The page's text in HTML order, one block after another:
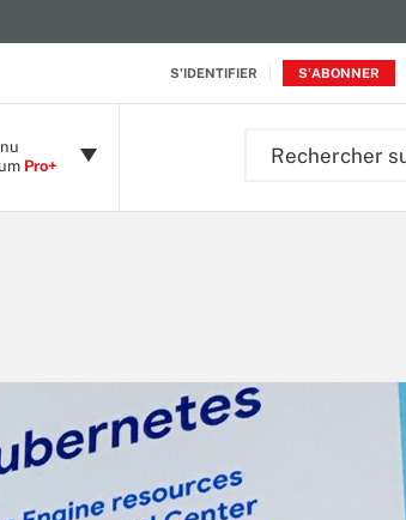
S'IDENTIFIER S'ABONNER
Pro+